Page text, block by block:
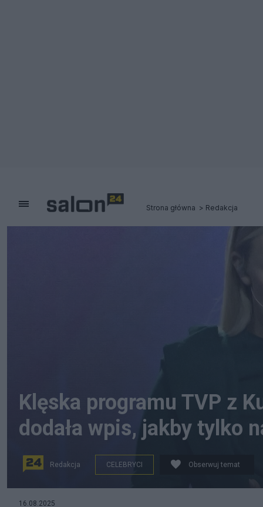
Strona główna Redakcja
Klęska programu TVP z
dodała wpis, jakby tylko
Redakcja CELEBRYCI Obserwuj temat
16.08.2025